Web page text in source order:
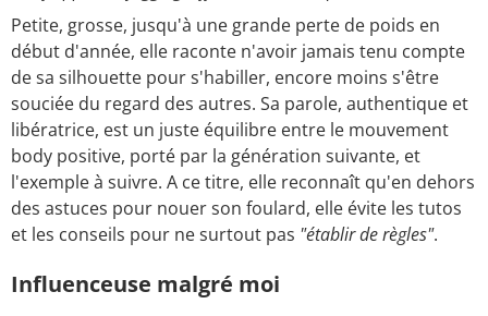
Petite, grosse, jusqu'à une grande perte de poids en
début d'année, elle raconte n'avoir jamais tenu compte
de sa silhouette pour s'habiller, encore moins s'être
souciée du regard des autres. Sa parole, authentique et
libératrice, est un juste équilibre entre le mouvement
body positive, porté par la génération suivante, et
l'exemple à suivre. A ce titre, elle reconnaît qu'en dehors
des astuces pour nouer son foulard, elle évite les tutos
et les conseils pour ne surtout pas "établir de règles".
Influenceuse malgré moi